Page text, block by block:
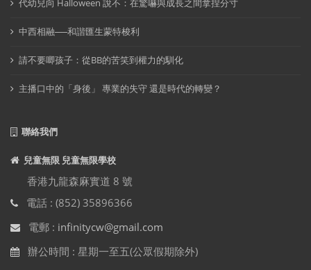
代幼兒向 Halloween 說不：在驚嚇與成長之間拿捏分寸
中西相融──和諧匯生蒙特梭利
請不要唧孩子：從BB的苦笑到權力的馴化
主播口中的「身後」 專業的失守 還是時代的轉變？
聯絡我們
兒童無限 兒童無限學校
香港九龍森麻實道 8 號
電話 : (852) 35896366
電郵 : infinitycw@gmail.com
辦公時間 : 星期一至五(公眾假期除外)